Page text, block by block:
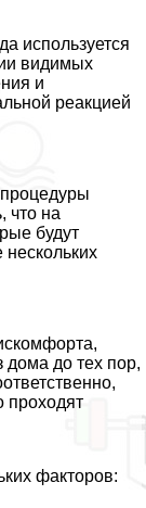
используется
видимых
и
реакцией
что на
будут
до тех пор,
проходят
факторов: